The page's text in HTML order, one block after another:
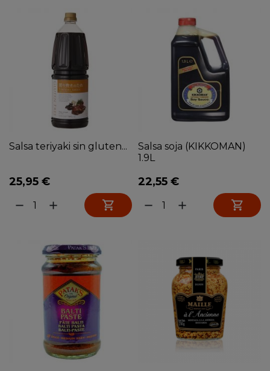
Salsa teriyaki sin gluten...
25,95 €
remove add 
Salsa soja (KIKKOMAN)
1.9L
22,55 €
remove add 